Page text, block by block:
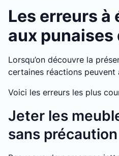
Les erreurs à
aux punaises
Lorsqu’on découvre la
certaines réactions
Voici les erreurs les plus
Jeter les
sans précaution